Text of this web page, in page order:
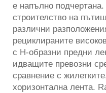
е напълно
строителство на
различни
рециклираните
с H-образни предни
идващите превозни
сравнение с
хоризонтална лента.